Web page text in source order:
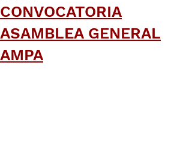
CONVOCATORIA
ASAMBLEA GENERAL
AMPA